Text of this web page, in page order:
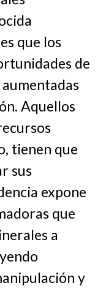
que los
de
Aquellos
tienen que
sus
expone
que
a
y